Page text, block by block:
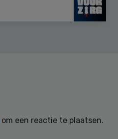
om een reactie te plaatsen.